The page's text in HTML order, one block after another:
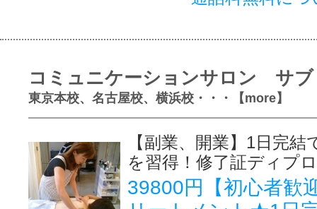
コミュニケーションサロン サブ
東京本校、名古屋校、横浜校・・・【more】
【副業、開業】1日完結
を習得！修了証ディプ
39800円【初心者歓